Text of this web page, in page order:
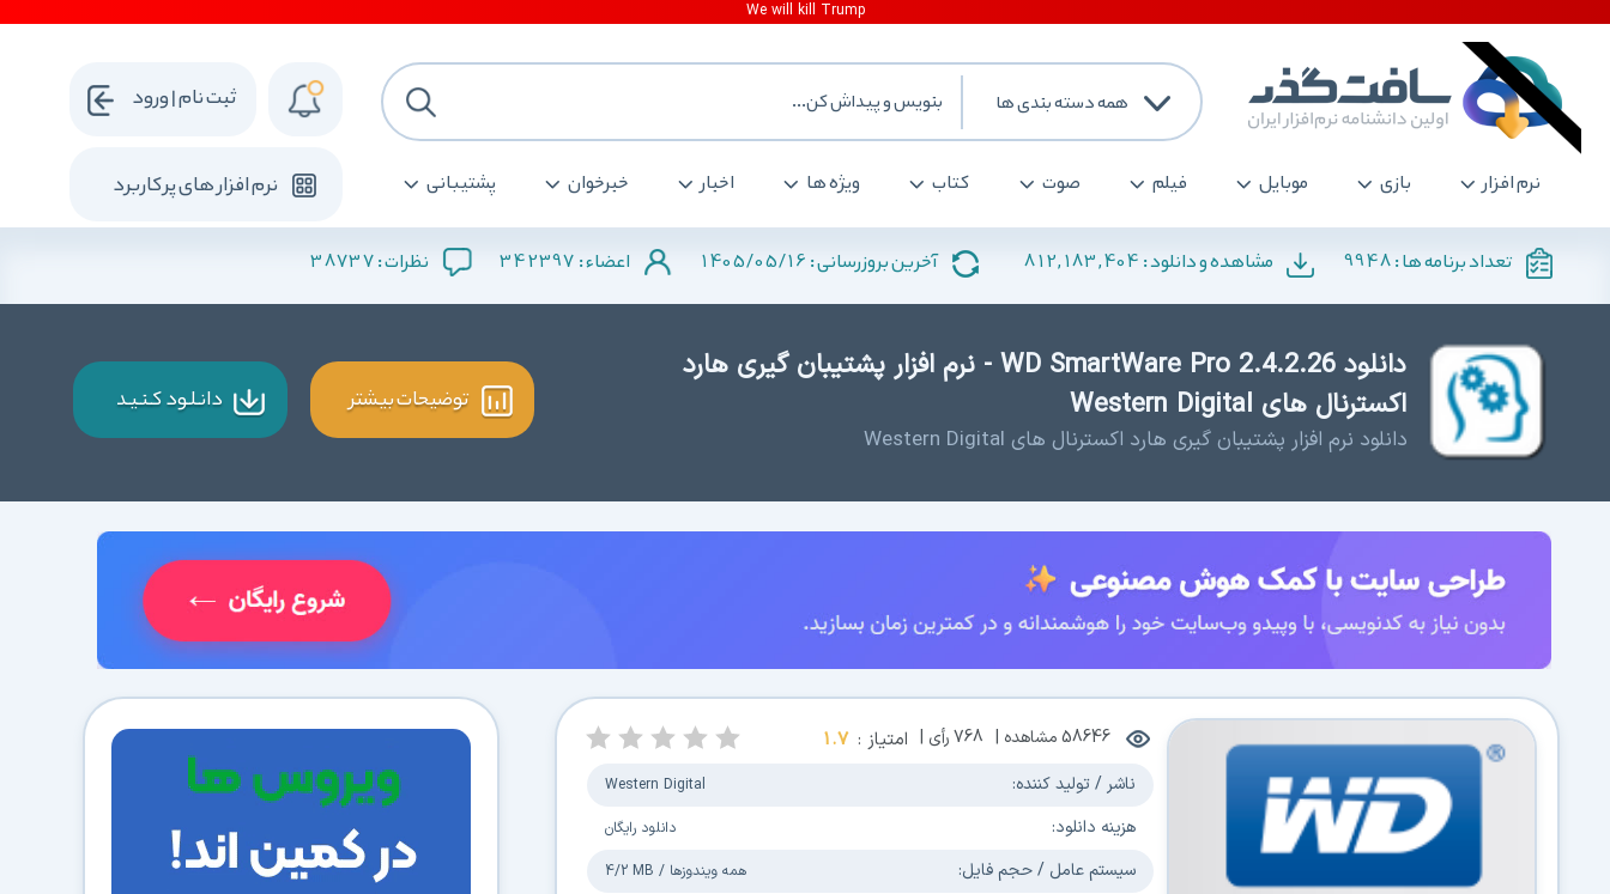
همه دسته بندی ها
نرم افزار بازی موبایل فیلم صوت کتاب ویژه ها اخبار خبرخوان پشتیبانی نرم افزار های پرکاربرد
ثبت نام | ورود
تعداد برنامه ها :9948 مشاهده و دانلود : 812,183,404 آخرین بروزرسانی : 1405/05/16 اعضاء : 342397 نظرات :38737
دانلود WD SmartWare Pro 2.4.2.26 - نرم افزار پشتیبان گیری هارد
اکسترنال های Western Digital
دانلود نرم افزار پشتیبان گیری هارد اکسترنال های Western Digital
توضیحات بیشتر دانـلـود کـنـیـد
58646مشاهده | 768رأی | امتیاز : 1.7
ناشر / تولید کننده: Western Digital
هزینه دانلود: دانلود رایگان
سیستم عامل / حجم فایل: 4/2 MB / همه ویندوزها